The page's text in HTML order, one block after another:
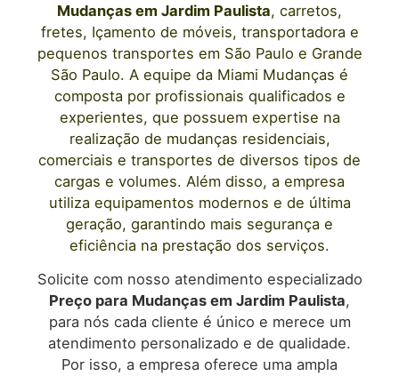
Mudanças em Jardim Paulista, carretos,
fretes, Içamento de móveis, transportadora e
pequenos transportes em São Paulo e Grande
São Paulo. A equipe da Miami Mudanças é
composta por profissionais qualificados e
experientes, que possuem expertise na
realização de mudanças residenciais,
comerciais e transportes de diversos tipos de
cargas e volumes. Além disso, a empresa
utiliza equipamentos modernos e de última
geração, garantindo mais segurança e
eficiência na prestação dos serviços.
Solicite com nosso atendimento especializado
Preço para Mudanças em Jardim Paulista,
para nós cada cliente é único e merece um
atendimento personalizado e de qualidade.
Por isso, a empresa oferece uma ampla